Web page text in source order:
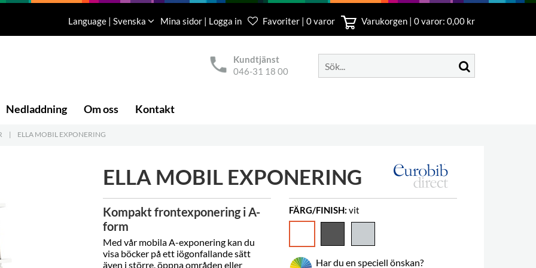
Language | Svenska Mina sidor | Logga in Favoriter | 0 varor Varukorgen | 0varor: 0,00 kr
Kundtjänst
046-31 18 00
Nedladdning Om oss Kontakt
| ELLA MOBIL EXPONERING
ELLA MOBIL EXPONERING
Kompakt frontexponering i A-
form
Med vår mobila A-exponering kan du
visa böcker på ett iögonfallande sätt
även i större, öppna områden eller
FÄRG/FINISH: vit
Har du en speciell önskan?